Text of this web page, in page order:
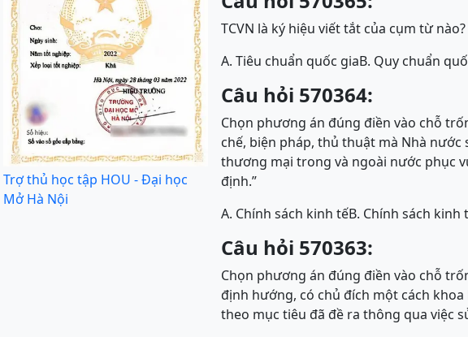
Trợ thủ học tập HOU - Đại học
Mở Hà Nội
TCVN là ký hiệu viết tắt của cụm từ nào?
A. Tiêu chuẩn quốc giaB. Quy chuẩn
Câu hỏi 570364:
Chọn phương án đúng điền vào chỗ
chế, biện pháp, thủ thuật mà Nhà
thương mại trong và ngoài nước phục
định.”
A. Chính sách kinh tếB. Chính sách kinh
Câu hỏi 570363:
Chọn phương án đúng điền vào chỗ
định hướng, có chủ đích một cách
theo mục tiêu đã đề ra thông qua việc